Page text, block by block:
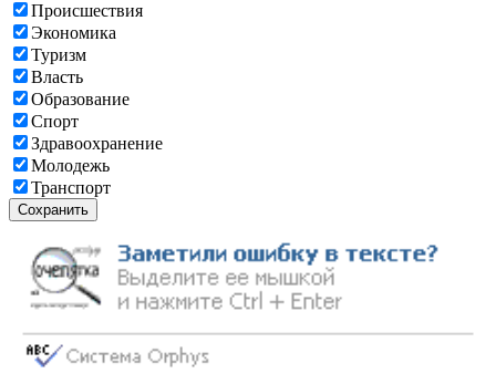
Происшествия
Экономика
Туризм
Власть
Образование
Спорт
Здравоохранение
Молодежь
Транспорт
Сохранить